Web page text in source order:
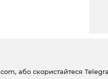
, або скористайтеся